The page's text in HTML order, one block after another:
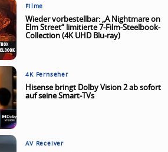
Filme
Wieder vorbestellbar: „A Nightmare on
Elm Street“ limitierte 7-Film-Steelbook-
Collection (4K UHD Blu-ray)
4K Fernseher
Hisense bringt Dolby Vision 2 ab sofort
auf seine Smart-TVs
AV Receiver